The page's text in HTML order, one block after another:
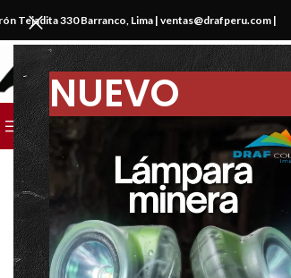
NUEVO
Tejadita 330 Barranco, Lima | ventas@drafperu.com |
CATEGORIAS CATÁLOGO